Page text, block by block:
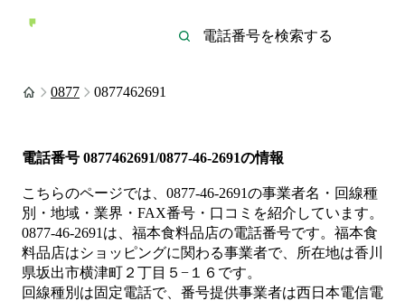
0877 0877462691
電話番号 0877462691/0877-46-2691の情報
こちらのページでは、 0877-46-2691の事業者名・回線種
別・地域・業界・FAX番号・口コミを紹介しています。
0877-46-2691 は、 福本食料品店の電話番号です。 福本食
料品店はショッピングに関わる事業者で、所在地は香川
県坂出市横津町２丁目５−１６ です。
回線種別は固定電話で、番号提供事業者は西日本電信電